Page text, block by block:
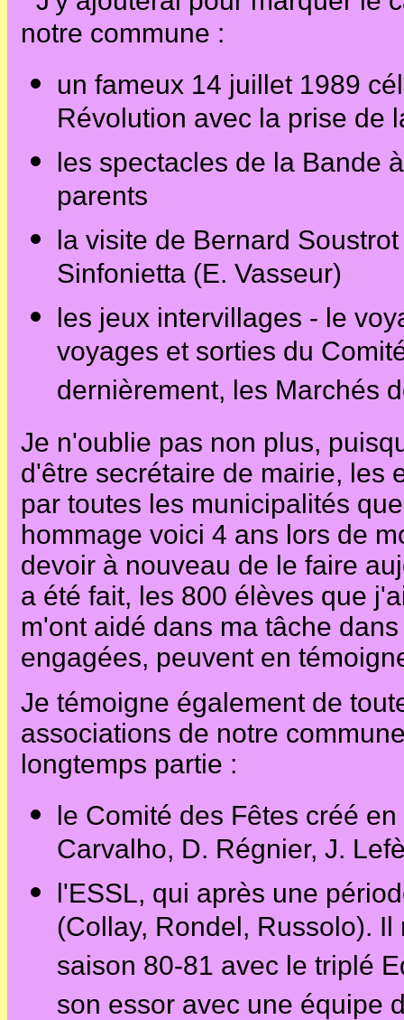
notre commune :
un fameux 14 juillet 1989
Révolution avec la prise de
les spectacles de la Bande
parents
la visite de Bernard
Sinfonietta (E. Vasseur)
les jeux intervillages - le
voyages et sorties du
dernièrement, les Marchés
Je n'oublie pas non plus,
d'être secrétaire de mairie, les
par toutes les municipalités
hommage voici 4 ans lors de
devoir à nouveau de le faire
a été fait, les 800 élèves que
m'ont aidé dans ma tâche
engagées, peuvent en
Je témoigne également de
associations de notre
longtemps partie :
le Comité des Fêtes créé
Carvalho, D. Régnier, J.
l'ESSL, qui après une
(Collay, Rondel, Russolo).
saison 80-81 avec le triplé
son essor avec une équipe